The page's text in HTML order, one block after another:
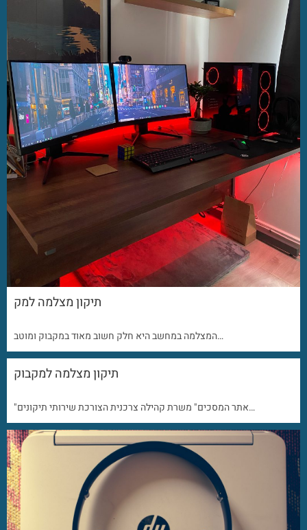
תיקון מצלמה למק
המצלמה במחשב היא חלק חשוב מאוד במקבוק ומוטב…
תיקון מצלמה למקבוק
"אתר המסכים" משרת קהילה צרכנית הצורכת שירותי תיקונים…